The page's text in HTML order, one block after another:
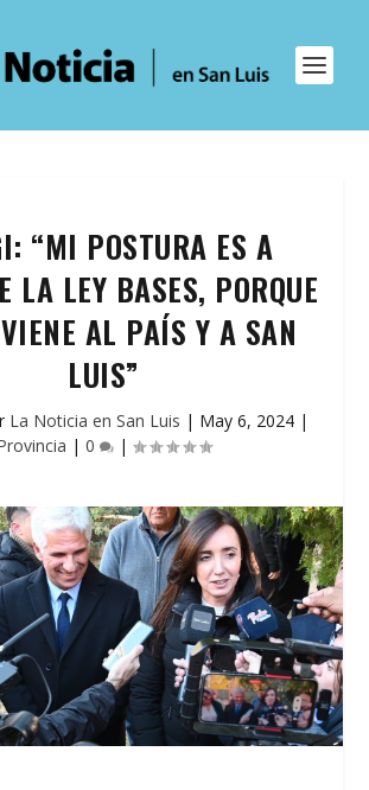
“MI POSTURA ES A
LA LEY BASES, PORQUE
AL PAÍS Y A SAN
LUIS”
La Noticia en San Luis | May 6, 2024|
| 0 |